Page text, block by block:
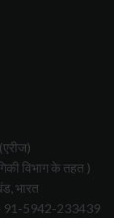
विभाग के तहत )
भारत
5942-233439